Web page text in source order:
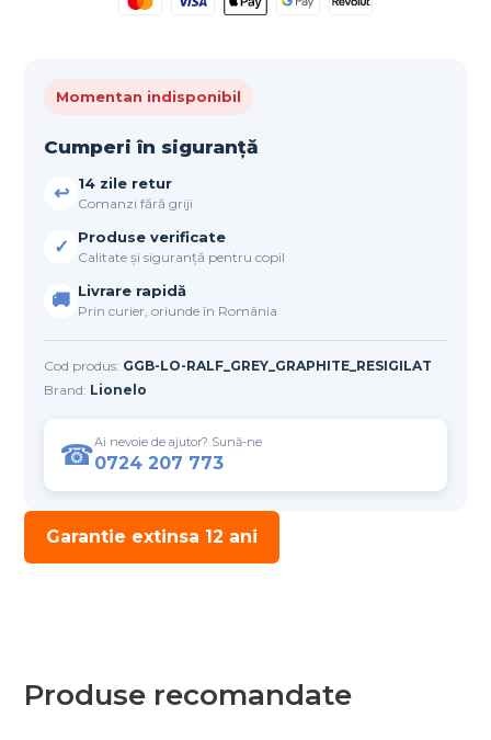
Momentan indisponibil
Cumperi în siguranță
↩ 14 zile retur
Comanzi fără griji
✓ Produse verificate
Calitate și siguranță pentru copil
🚚 Livrare rapidă
Prin curier, oriunde în România
Cod produs: GGB-LO-RALF_GREY_GRAPHITE_RESIGILAT
Brand: Lionelo
☎Ai nevoie de ajutor? Sună-ne
0724 207 773
Garantie extinsa 12 ani
Produse recomandate